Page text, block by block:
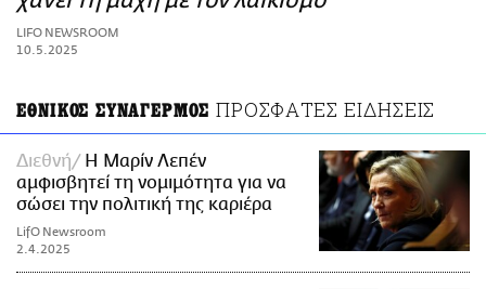
ΑΜΠΑ
PRINT
LIFO NEWSROOM
10.5.2025
ΕΘΝΙΚΟΣ ΣΥΝΑΓΕΡΜΟΣ ΠΡΟΣΦΑΤΕΣ ΕΙΔΗΣΕΙΣ
Διεθνή
Η Μαρίν Λεπέν
αμφισβητεί τη νομιμότητα για να
σώσει την πολιτική της καριέρα
LifO Newsroom
2.4.2025